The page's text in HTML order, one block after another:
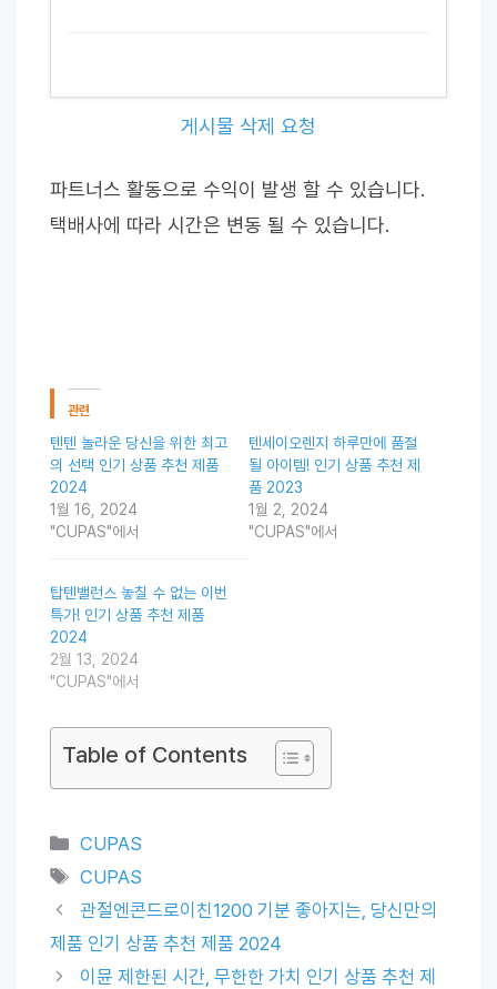
게시물 삭제 요청
파트너스 활동으로 수익이 발생 할 수 있습니다.
택배사에 따라 시간은 변동 될 수 있습니다.
관련
텐텐 놀라운 당신을 위한 최고
의 선택 인기 상품 추천 제품
2024
1월 16, 2024
"CUPAS"에서
텐세이오렌지 하루만에 품절
될 아이템! 인기 상품 추천 제
품 2023
1월 2, 2024
"CUPAS"에서
탑텐밸런스 놓칠 수 없는 이번
특가! 인기 상품 추천 제품
2024
2월 13, 2024
"CUPAS"에서
Table of Contents
Categories
CUPAS
Tags
CUPAS
관절엔콘드로이친1200 기분 좋아지는, 당신만의
제품 인기 상품 추천 제품 2024
이뮨 제한된 시간, 무한한 가치 인기 상품 추천 제